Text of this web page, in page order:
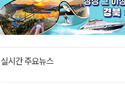
실시간 주요뉴스